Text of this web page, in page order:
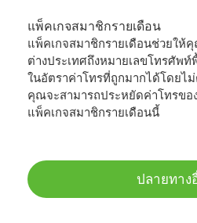
แพ็คเกจสมาชิกรายเดือน
แพ็คเกจสมาชิกรายเดือนช่วยให้
ต่างประเทศถึงหมายเลขโทรศัพ
ในอัตราค่าโทรที่ถูกมากได้โดยไ
คุณจะสามารถประหยัดค่าโทรข
แพ็คเกจสมาชิกรายเดือนนี้
ปลายทาง